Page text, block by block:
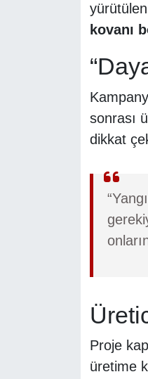
kovanı
sonrası
dikkat
Proje
üretime